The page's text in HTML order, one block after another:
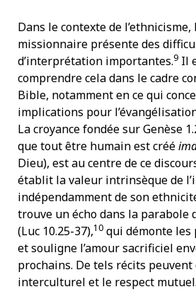
Dans le contexte de
missionnaire présente des
d’interprétation importantes.9 Il
comprendre cela dans le cadre
Bible, notamment en ce qui
implications pour
La croyance fondée sur Genèse
que tout être humain est créé
Dieu), est au centre de ce
établit la valeur intrinsèque de
indépendamment de son
trouve un écho dans la parabole
(Luc 10.25-37),10 qui démonte
et souligne l’amour sacrificiel
prochains. De tels récits
interculturel et le respect mutuel.